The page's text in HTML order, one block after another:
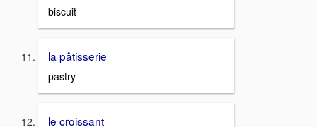
biscuit
la pâtisserie
pastry
le croissant